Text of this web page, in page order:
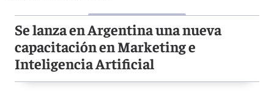
Se lanza en Argentina una nueva
capacitación en Marketing e
Inteligencia Artificial